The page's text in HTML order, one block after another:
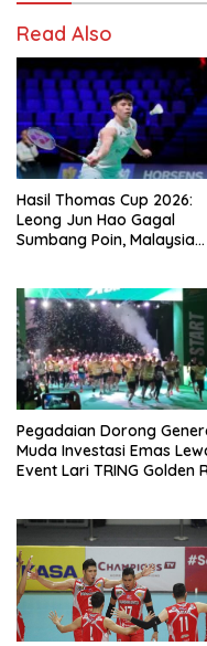
Read Also
Hasil Thomas Cup 2026:
Leong Jun Hao Gagal
Sumbang Poin, Malaysia
Pegadaian Dorong
Muda Investasi Emas
Event Lari TRING Golden